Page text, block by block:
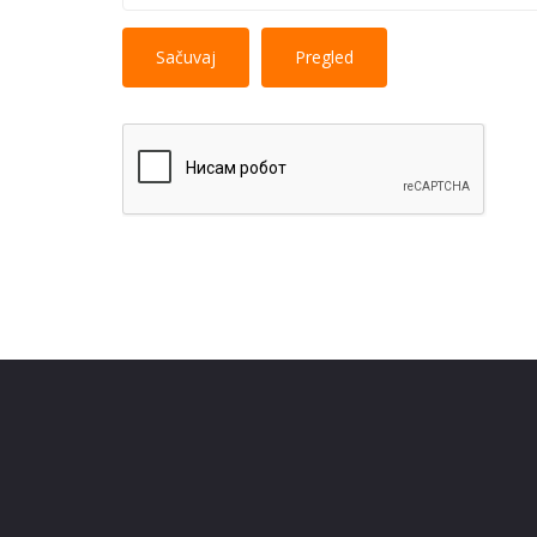
allowed.
Web page addresses and e-mail addresses